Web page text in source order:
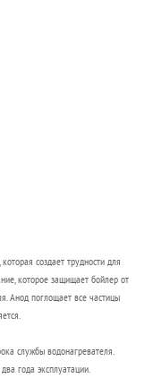
создает трудности для
которое защищает бойлер от
Анод поглощает все частицы
службы водонагревателя.
года эксплуатации.